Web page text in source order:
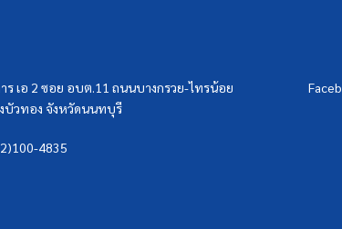
ร เอ 2 ซอย อบต.11 ถนนบางกรวย-ไทรน้อย
บัวทอง จังหวัดนนทบุรี
4835